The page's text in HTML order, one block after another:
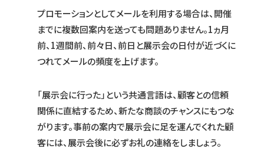
プロモーションとしてメールを利用する場合は、開催
までに複数回案内を送っても問題ありません。1ヵ月
前、1週間前、前々日、前日と展示会の日付が近づくに
つれてメールの頻度を上げます。
「展示会に行った」という共通言語は、顧客との信頼
関係に直結するため、新たな商談のチャンスにもつな
がります。事前の案内で展示会に足を運んでくれた顧
客には、展示会後に必ずお礼の連絡をしましょう。